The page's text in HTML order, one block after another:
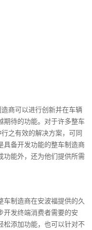
商可以进行创新并在车辆
期待的功能。对于许多整车
之有效的解决方案，可同
具备开发功能的整车制造商
功能外，还为他们提供所需
车制造商在安波福提供的久
开发终端消费者需要的安
松添加功能，也可以针对不